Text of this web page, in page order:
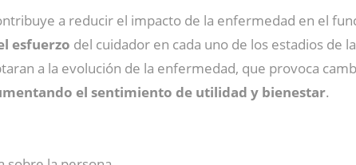
a reducir el impacto de la enfermedad en el
esfuerzo del cuidador en cada uno de los estadios
a la evolución de la enfermedad, que provoca
el sentimiento de utilidad y bienestar.